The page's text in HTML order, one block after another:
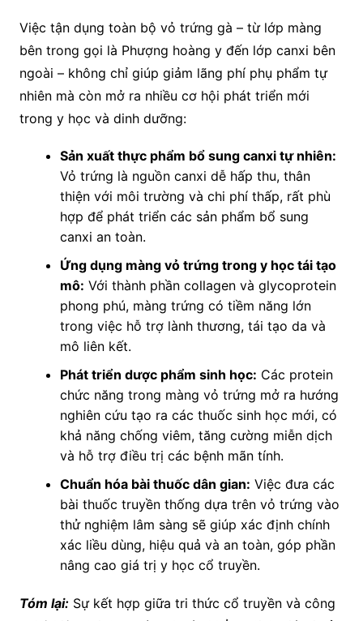
Việc tận dụng toàn bộ vỏ trứng gà – từ lớp màng
bên trong gọi là Phượng hoàng y đến lớp canxi bên
ngoài – không chỉ giúp giảm lãng phí phụ phẩm tự
nhiên mà còn mở ra nhiều cơ hội phát triển mới
trong y học và dinh dưỡng:
Sản xuất thực phẩm bổ sung canxi tự nhiên:
Vỏ trứng là nguồn canxi dễ hấp thu, thân
thiện với môi trường và chi phí thấp, rất phù
hợp để phát triển các sản phẩm bổ sung
canxi an toàn.
Ứng dụng màng vỏ trứng trong y học tái tạo
mô: Với thành phần collagen và glycoprotein
phong phú, màng trứng có tiềm năng lớn
trong việc hỗ trợ lành thương, tái tạo da và
mô liên kết.
Phát triển dược phẩm sinh học: Các protein
chức năng trong màng vỏ trứng mở ra hướng
nghiên cứu tạo ra các thuốc sinh học mới, có
khả năng chống viêm, tăng cường miễn dịch
và hỗ trợ điều trị các bệnh mãn tính.
Chuẩn hóa bài thuốc dân gian: Việc đưa các
bài thuốc truyền thống dựa trên vỏ trứng vào
thử nghiệm lâm sàng sẽ giúp xác định chính
xác liều dùng, hiệu quả và an toàn, góp phần
nâng cao giá trị y học cổ truyền.
Tóm lại:Sự kết hợp giữa tri thức cổ truyền và công